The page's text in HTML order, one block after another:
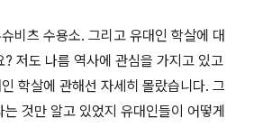
비츠 수용소. 그리고 유대인 학살에 대
저도 나름 역사에 관심을 가지고 있고
학살에 관해선 자세히 몰랐습니다. 그
것만 알고 있었지 유대인들이 어떻게